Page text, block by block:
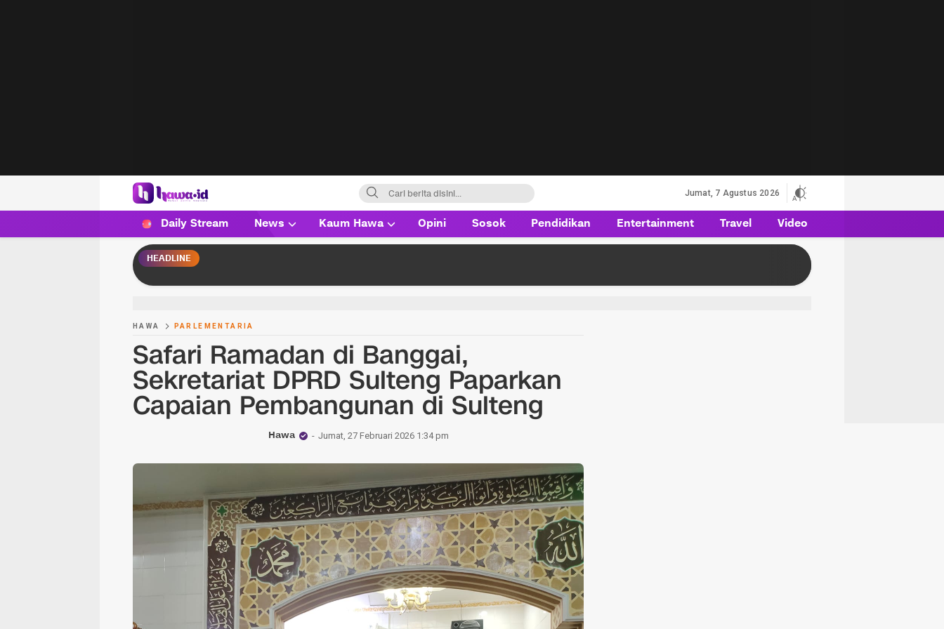
HAWA
Haluan Wanita Indonesia
Jumat, 7 Agustus 2026
Daily Stream News Kaum Hawa Opini Sosok Pendidikan Entertainment Travel Video
HEADLINE
HAWA PARLEMENTARIA
Safari Ramadan di Banggai,
Sekretariat DPRD Sulteng Paparkan
Capaian Pembangunan di Sulteng
Hawa Jumat, 27 Februari 2026 1:34 pm